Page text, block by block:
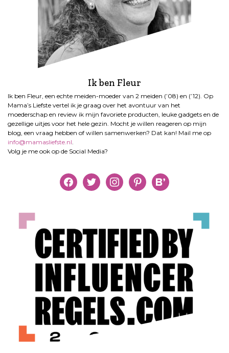
Ik ben Fleur
Ik ben Fleur, een echte meiden-moeder van 2 meiden (’08) en (’12). Op
Mama’s Liefste vertel ik je graag over het avontuur van het
moederschap en review ik mijn favoriete producten, leuke gadgets en de
gezellige uitjes voor het hele gezin. Mocht je willen reageren op mijn
blog, een vraag hebben of willen samenwerken? Dat kan! Mail me op
info@mamasliefste.nl
Volg je me ook op de Social Media?
facebooktwitter instagrampinterestbloglovin